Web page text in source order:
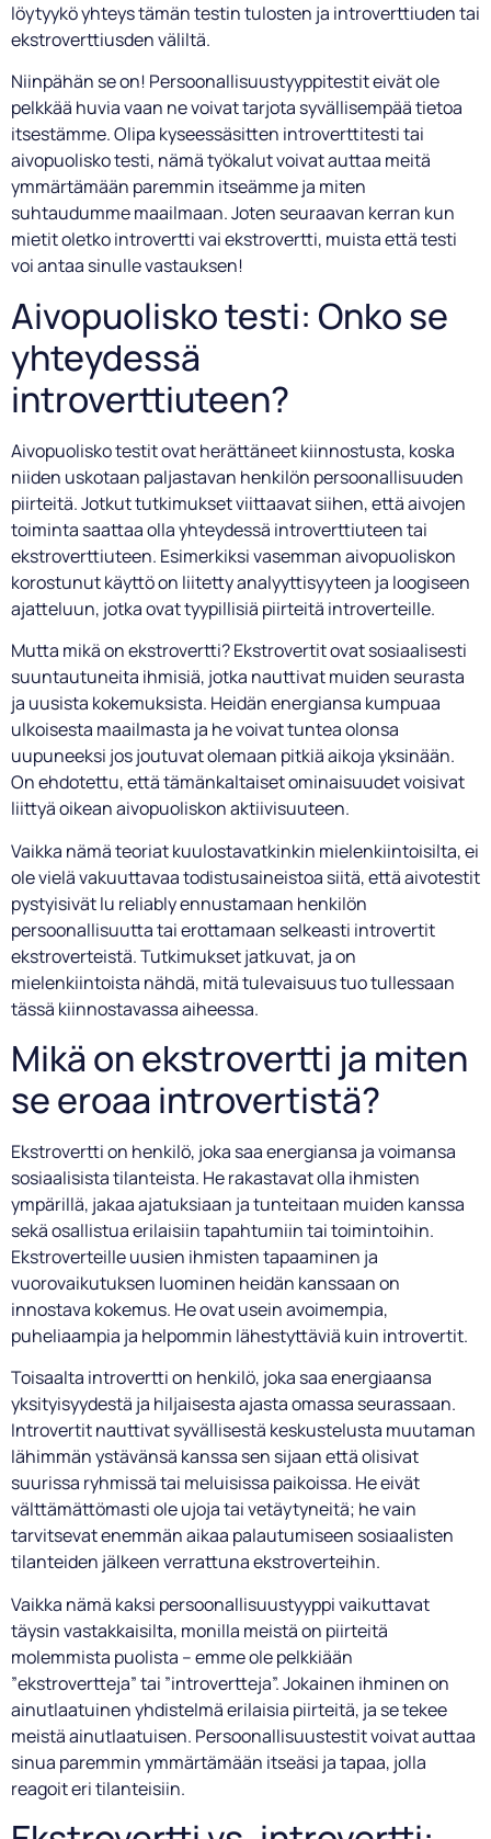
löytyykö yhteys tämän testin tulosten ja introverttiuden tai
ekstroverttiusden väliltä.
Niinpähän se on! Persoonallisuustyyppitestit eivät ole
pelkkää huvia vaan ne voivat tarjota syvällisempää tietoa
itsestämme. Olipa kyseessäsitten introverttitesti tai
aivopuolisko testi, nämä työkalut voivat auttaa meitä
ymmärtämään paremmin itseämme ja miten
suhtaudumme maailmaan. Joten seuraavan kerran kun
mietit oletko introvertti vai ekstrovertti, muista että testi
voi antaa sinulle vastauksen!
Aivopuolisko testi: Onko se
yhteydessä
introverttiuteen?
Aivopuolisko testit ovat herättäneet kiinnostusta, koska
niiden uskotaan paljastavan henkilön persoonallisuuden
piirteitä. Jotkut tutkimukset viittaavat siihen, että aivojen
toiminta saattaa olla yhteydessä introverttiuteen tai
ekstroverttiuteen. Esimerkiksi vasemman aivopuoliskon
korostunut käyttö on liitetty analyyttisyyteen ja loogiseen
ajatteluun, jotka ovat tyypillisiä piirteitä introverteille.
Mutta mikä on ekstrovertti? Ekstrovertit ovat sosiaalisesti
suuntautuneita ihmisiä, jotka nauttivat muiden seurasta
ja uusista kokemuksista. Heidän energiansa kumpuaa
ulkoisesta maailmasta ja he voivat tuntea olonsa
uupuneeksi jos joutuvat olemaan pitkiä aikoja yksinään.
On ehdotettu, että tämänkaltaiset ominaisuudet voisivat
liittyä oikean aivopuoliskon aktiivisuuteen.
Vaikka nämä teoriat kuulostavatkinkin mielenkiintoisilta, ei
ole vielä vakuuttavaa todistusaineistoa siitä, että aivotestit
pystyisivät lu reliably ennustamaan henkilön
persoonallisuutta tai erottamaan selkeasti introvertit
ekstroverteistä. Tutkimukset jatkuvat, ja on
mielenkiintoista nähdä, mitä tulevaisuus tuo tullessaan
tässä kiinnostavassa aiheessa.
Mikä on ekstrovertti ja miten
se eroaa introvertistä?
Ekstrovertti on henkilö, joka saa energiansa ja voimansa
sosiaalisista tilanteista. He rakastavat olla ihmisten
ympärillä, jakaa ajatuksiaan ja tunteitaan muiden kanssa
sekä osallistua erilaisiin tapahtumiin tai toimintoihin.
Ekstroverteille uusien ihmisten tapaaminen ja
vuorovaikutuksen luominen heidän kanssaan on
innostava kokemus. He ovat usein avoimempia,
puheliaampia ja helpommin lähestyttäviä kuin introvertit.
Toisaalta introvertti on henkilö, joka saa energiaansa
yksityisyydestä ja hiljaisesta ajasta omassa seurassaan.
Introvertit nauttivat syvällisestä keskustelusta muutaman
lähimmän ystävänsä kanssa sen sijaan että olisivat
suurissa ryhmissä tai meluisissa paikoissa. He eivät
välttämättömasti ole ujoja tai vetäytyneitä; he vain
tarvitsevat enemmän aikaa palautumiseen sosiaalisten
tilanteiden jälkeen verrattuna ekstroverteihin.
Vaikka nämä kaksi persoonallisuustyyppi vaikuttavat
täysin vastakkaisilta, monilla meistä on piirteitä
molemmista puolista – emme ole pelkkiään
”ekstrovertteja” tai ”introvertteja”. Jokainen ihminen on
ainutlaatuinen yhdistelmä erilaisia piirteitä, ja se tekee
meistä ainutlaatuisen. Persoonallisuustestit voivat auttaa
sinua paremmin ymmärtämään itseäsi ja tapaa, jolla
reagoit eri tilanteisiin.